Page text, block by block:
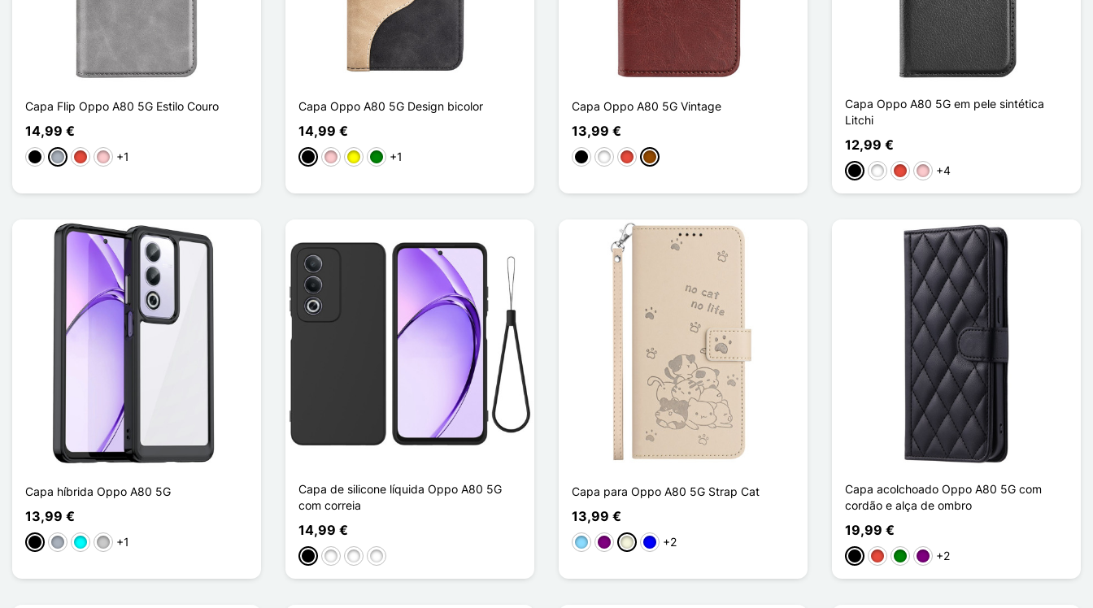
Capa Flip Oppo A80 5G Estilo Couro
14,99 €
PretoCinzentoVermelho
Rosa+1
Capa Oppo A80 5G Design bicolor
14,99 €
PretoRosaAmareloVerde
+1
Capa Oppo A80 5G Vintage
13,99 €
PretoBrancoVermelhoCastanho
Capa Oppo A80 5G em pele sintética
Litchi
12,99 €
PretoBrancoVermelho
Rosa+4
Capa híbrida Oppo A80 5G
13,99 €
PretoCinzento
CianoTransparente
+1
Capa de silicone líquida Oppo A80 5G
com correia
14,99 €
PretoNoir, Rouge
Noir, VertNoir, Jaune
Capa para Oppo A80 5G Strap Cat
13,99 €
Azul Claro
Púrpura
BegeAzul+2
Capa acolchoado Oppo A80 5G com
cordão e alça de ombro
19,99 €
PretoVermelho
VerdePúrpura
+2